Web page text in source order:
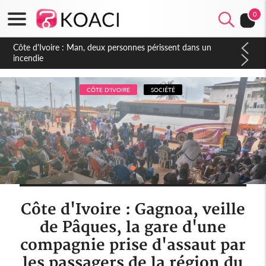
0
Côte d'Ivoire : Séileu, la célébration de la fête nationale
transformée en vaste campagne contre les produits
dépigmentants dangereux
CÔTE D'IVOIRE SOCIÉTÉ
Côte d'Ivoire : Gagnoa, veille
de Pâques, la gare d'une
compagnie prise d'assaut par